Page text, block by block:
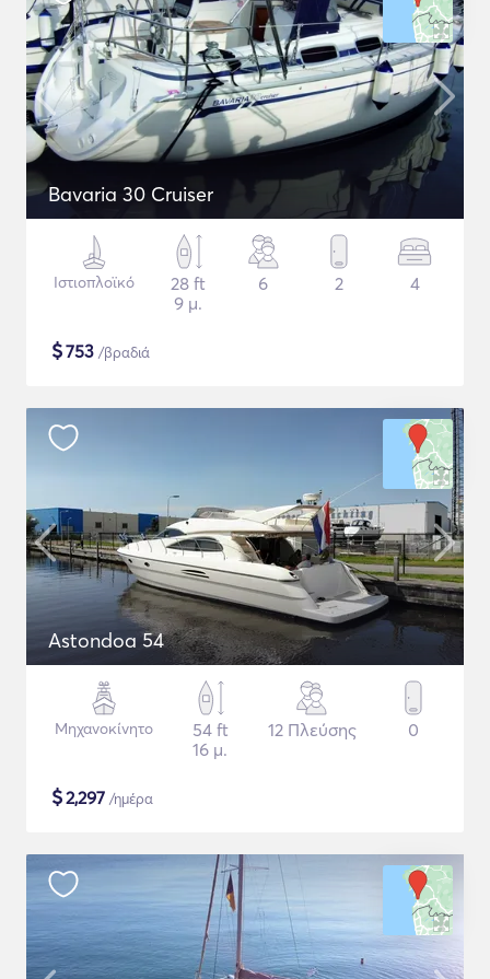
Bavaria 30 Cruiser
Ιστιοπλοϊκό
28 ft
9 μ.
6 2 4
$753 /βραδιά
Astondoa 54
Μηχανοκίνητο
54 ft
16 μ.
12 Πλεύσης 0
$2,297 /ημέρα